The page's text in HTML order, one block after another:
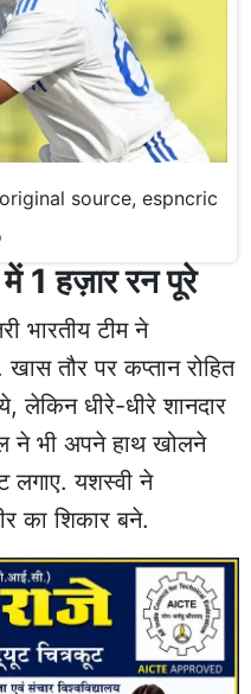
source, espncric
1 हज़ार रन पूरे
भारतीय टीम ने
तौर पर कप्तान रोहित
लेकिन धीरे-धीरे शानदार
ने भी अपने हाथ खोलने
यशस्वी ने
का शिकार बने.